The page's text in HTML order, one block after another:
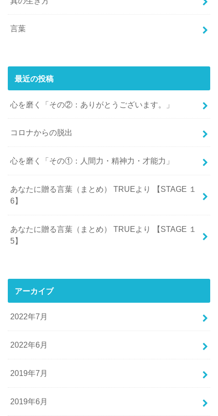
言葉
最近の投稿
心を磨く「その②：ありがとうございます。」
コロナからの脱出
心を磨く「その①：人間力・精神力・才能力」
あなたに贈る言葉（まとめ） TRUEより 【STAGE １
6】
あなたに贈る言葉（まとめ） TRUEより 【STAGE １
5】
アーカイブ
2022年7月
2022年6月
2019年7月
2019年6月